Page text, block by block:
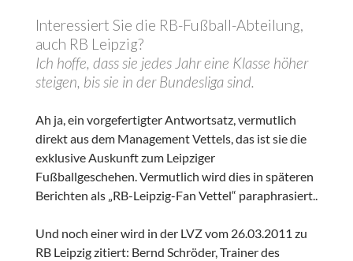
Interessiert Sie die RB-Fußball-Abteilung,
auch RB Leipzig?
Ich hoffe, dass sie jedes Jahr eine Klasse höher
steigen, bis sie in der Bundesliga sind.
Ah ja, ein vorgefertigter Antwortsatz, vermutlich
direkt aus dem Management Vettels, das ist sie die
exklusive Auskunft zum Leipziger
Fußballgeschehen. Vermutlich wird dies in späteren
Berichten als „RB-Leipzig-Fan Vettel“ paraphrasiert..
Und noch einer wird in der LVZ vom 26.03.2011 zu
RB Leipzig zitiert: Bernd Schröder, Trainer des